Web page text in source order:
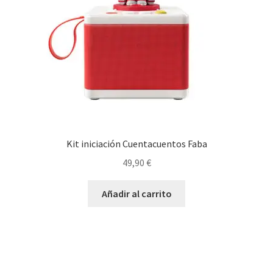
Kit iniciación Cuentacuentos Faba
49,90 €
Añadir al carrito